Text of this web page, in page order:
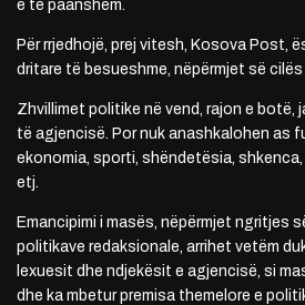
e të paanshëm.
Për rrjedhojë, prej vitesh, Kosova Post,
dritare të besueshme, nëpërmjet së
Zhvillimet politike në vend, rajon e botë,
të agjencisë. Por nuk anashkalohen as
ekonomia, sporti, shëndetësia,
etj.
Emancipimi i masës, nëpërmjet ngritjes
politikave redaksionale, arrihet vetëm
lexuesit dhe ndjekësit e agjencisë, si
dhe ka mbetur premisa themelore e